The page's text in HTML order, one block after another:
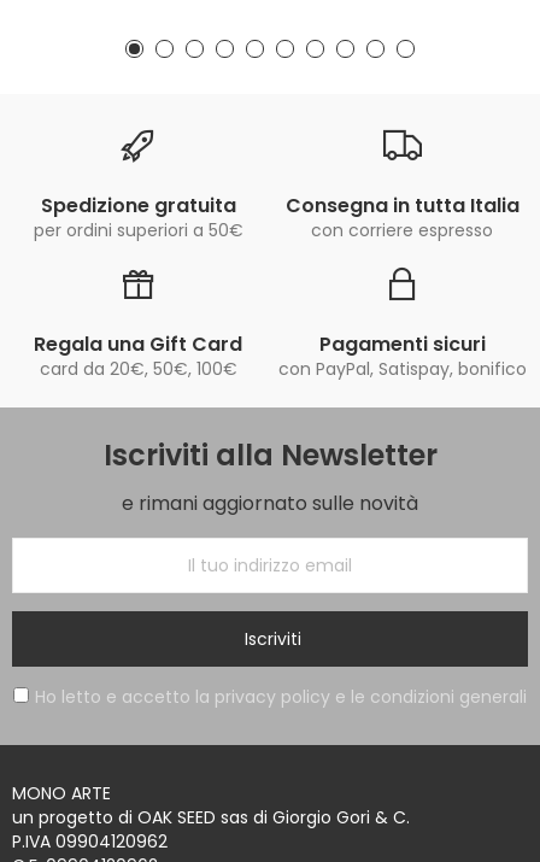
Spedizione gratuita
per ordini superiori a 50€
Consegna in tutta Italia
con corriere espresso
Regala una Gift Card
card da 20€, 50€, 100€
Pagamenti sicuri
con PayPal, Satispay, bonifico
Iscriviti alla Newsletter
e rimani aggiornato sulle novità
Iscriviti
Ho letto e accetto la privacy policy e le condizioni generali
MONO ARTE
un progetto di OAK SEED sas di Giorgio Gori & C.
P.IVA 09904120962